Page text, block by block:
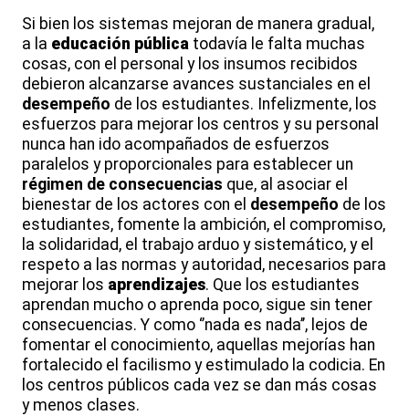
Si bien los sistemas mejoran de manera gradual,
a la educación pública todavía le falta muchas
cosas, con el personal y los insumos recibidos
debieron alcanzarse avances sustanciales en el
desempeño de los estudiantes. Infelizmente, los
esfuerzos para mejorar los centros y su personal
nunca han ido acompañados de esfuerzos
paralelos y proporcionales para establecer un
régimen de consecuencias que, al asociar el
bienestar de los actores con el desempeño de los
estudiantes, fomente la ambición, el compromiso,
la solidaridad, el trabajo arduo y sistemático, y el
respeto a las normas y autoridad, necesarios para
mejorar los aprendizajes. Que los estudiantes
aprendan mucho o aprenda poco, sigue sin tener
consecuencias. Y como ‘’nada es nada’’, lejos de
fomentar el conocimiento, aquellas mejorías han
fortalecido el facilismo y estimulado la codicia. En
los centros públicos cada vez se dan más cosas
y menos clases.